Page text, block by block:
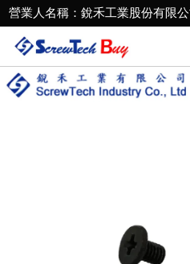
營業人名稱：銳禾工業股份有限